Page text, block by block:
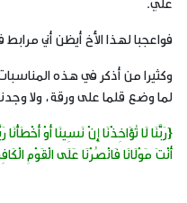
فواعجبا لهذا الأخ أيظن أني
وكثيرا من أذكر في هذه
لما وضع قلما على ورقة، ولا
{رَبَّنَا لَا تُؤَاخِذْنَا إِنْ نَسِينَا أَوْ
أَنْتَ مَوْلَانَا فَانْصُرْنَا عَلَى الْقَوْمِ